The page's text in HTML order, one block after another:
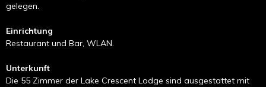
gelegen.
Einrichtung
Restaurant und Bar, WLAN.
Unterkunft
Die 55 Zimmer der Lake Crescent Lodge sind ausgestattet mit